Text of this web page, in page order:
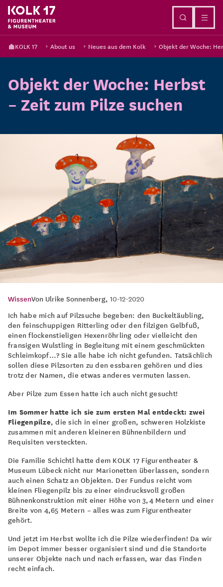
KOLK 17 About us Neues aus dem Kolk Objekt der Woche:
Objekt der Woche: Herbst
– Zeit zum Pilze suchen
WissenVon Ulrike Sonnenberg, 10-12-2020
Ich habe mich auf Pilzsuche begeben: den Buckeltäubling,
den feinschuppigen Ritterling oder den filzigen Gelbfuß,
einen flockenstieligen Hexenröhrling oder vielleicht den
fransigen Wulstling in Begleitung mit einem geschmückten
Schleimkopf…? Sie alle habe ich nicht gefunden. Tatsächlich
sollen diese Pilzsorten zu den essbaren gehören und dies
trotz der Namen, die etwas anderes vermuten lassen.
Aber Pilze zum Essen hatte ich auch nicht gesucht!
Im Sommer hatte ich sie zum ersten Mal entdeckt: zwei
Fliegenpilze, die sich in einer großen, schweren Holzkiste
zusammen mit anderen kleineren Bühnenbildern und
Requisiten versteckten.
Die Familie Schichtl hatte dem KOLK 17 Figurentheater &
Museum Lübeck nicht nur Marionetten überlassen, sondern
auch einen Schatz an Objekten. Der Fundus reicht vom
kleinen Fliegenpilz bis zu einer eindrucksvoll großen
Bühnenkonstruktion mit einer Höhe von 3,4 Metern und einer
Breite von 4,65 Metern – alles was zum Figurentheater
gehört.
Und jetzt im Herbst wollte ich die Pilze wiederfinden! Da wir
im Depot immer besser organisiert sind und die Standorte
unserer Objekte nach und nach erfassen, war das Finden
recht einfach.